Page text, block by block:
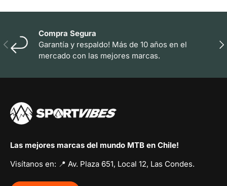
Anterior
Compra Segura
Garantía y respaldo! Más de 10 años en el
mercado con las mejores marcas.
Las mejores marcas del mundo MTB en Chile!
Visítanos en: 📍 Av. Plaza 651, Local 12, Las Condes.